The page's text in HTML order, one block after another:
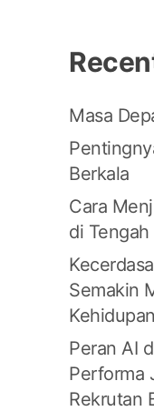
Masa
Berkala
Cara
di
Semakin
Peran AI
Performa
Rekrutan